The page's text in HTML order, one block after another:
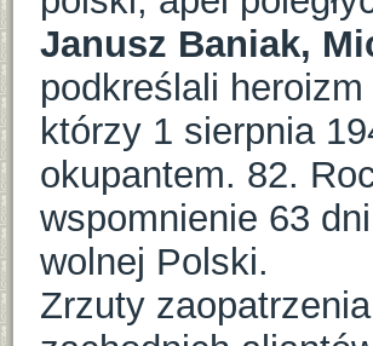
Janusz Baniak,
podkreślali
którzy 1 sierpnia
okupantem. 82.
wspomnienie 63
wolnej Polski.
Zrzuty